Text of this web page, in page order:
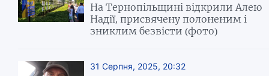
На Тернопільщині відкрили Алею
Надії, присвячену полоненим і
зниклим безвісти (фото)
31 Серпня, 2025, 20:32